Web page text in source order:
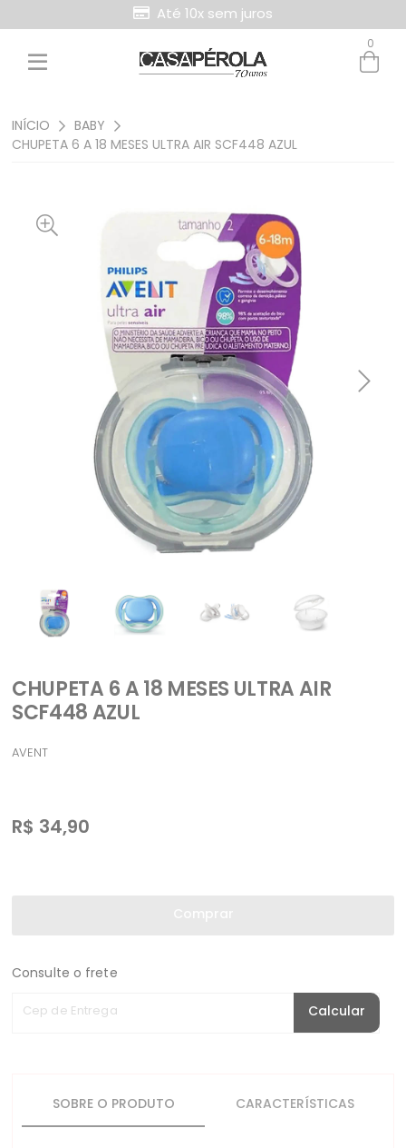
Até 10x sem juros
0
INÍCIO
BABY
CHUPETA 6 A 18 MESES ULTRA AIR SCF448 AZUL
CHUPETA 6 A 18 MESES ULTRA AIR
SCF448 AZUL
AVENT
R$ 34,90
Consulte o frete
Cep de Entrega Calcular
SOBRE O PRODUTO CARACTERÍSTICAS